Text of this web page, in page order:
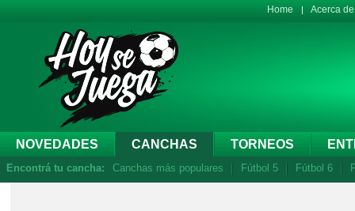
Home Acerca
NOVEDADES CANCHAS TORNEOS
Encontrá tu cancha: Canchas más populares Fútbol 5 Fútbol 6